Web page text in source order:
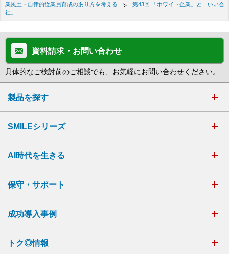
業風土・自律的従業員育成のあり方を考える
第43回 「ホワイト企業」と「いい会
社」
資料請求・お問い合わせ
具体的なご検討前のご相談でも、お気軽にお問い合わせください。
製品を探す
SMILEシリーズ
AI時代を生きる
保守・サポート
成功導入事例
トク◎情報